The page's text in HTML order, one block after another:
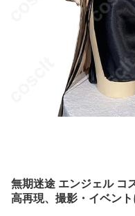
無期迷途 エンジェル コ
高再現、撮影・イベン